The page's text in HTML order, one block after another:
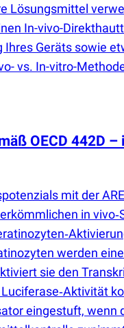
Lösungsmittel
In-vivo-
Ihres Geräts sowie
vs. In-vitro-
OECD 442D
mit der
in
werden
sie den
eingestuft,